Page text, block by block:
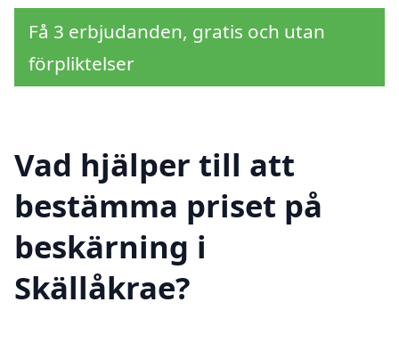
Få 3 erbjudanden, gratis och utan
förpliktelser
Vad hjälper till att
bestämma priset på
beskärning i
Skällåkrae?